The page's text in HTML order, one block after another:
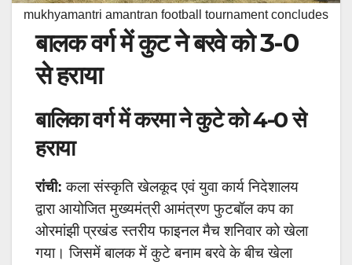
mukhyamantri amantran football tournament concludes
बालक वर्ग में कुट ने बरवे को 3-0
से हराया
बालिका वर्ग में करमा ने कुटे को 4-0 से
हराया
रांंची: कला संस्कृति खेलकूद एवं युवा कार्य निदेशालय
द्वारा आयोजित मुख्यमंत्री आमंत्रण फुटबॉल कप का
ओरमांझी प्रखंड स्तरीय फाइनल मैच शनिवार को खेला
गया। जिसमें बालक में कुटे बनाम बरवे के बीच खेला